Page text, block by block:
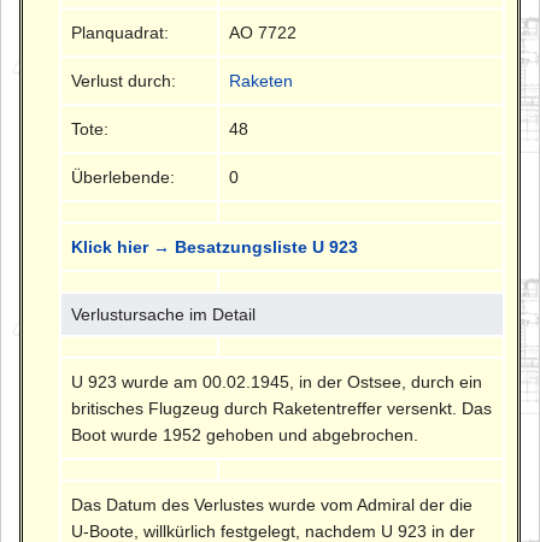
Planquadrat: AO 7722
Verlust durch: Raketen
Tote: 48
Überlebende: 0
Klick hier → Besatzungsliste U 923
Verlustursache im Detail
U 923 wurde am 00.02.1945, in der Ostsee, durch ein
britisches Flugzeug durch Raketentreffer versenkt. Das
Boot wurde 1952 gehoben und abgebrochen.
Das Datum des Verlustes wurde vom Admiral der die
U-Boote, willkürlich festgelegt, nachdem U 923 in der